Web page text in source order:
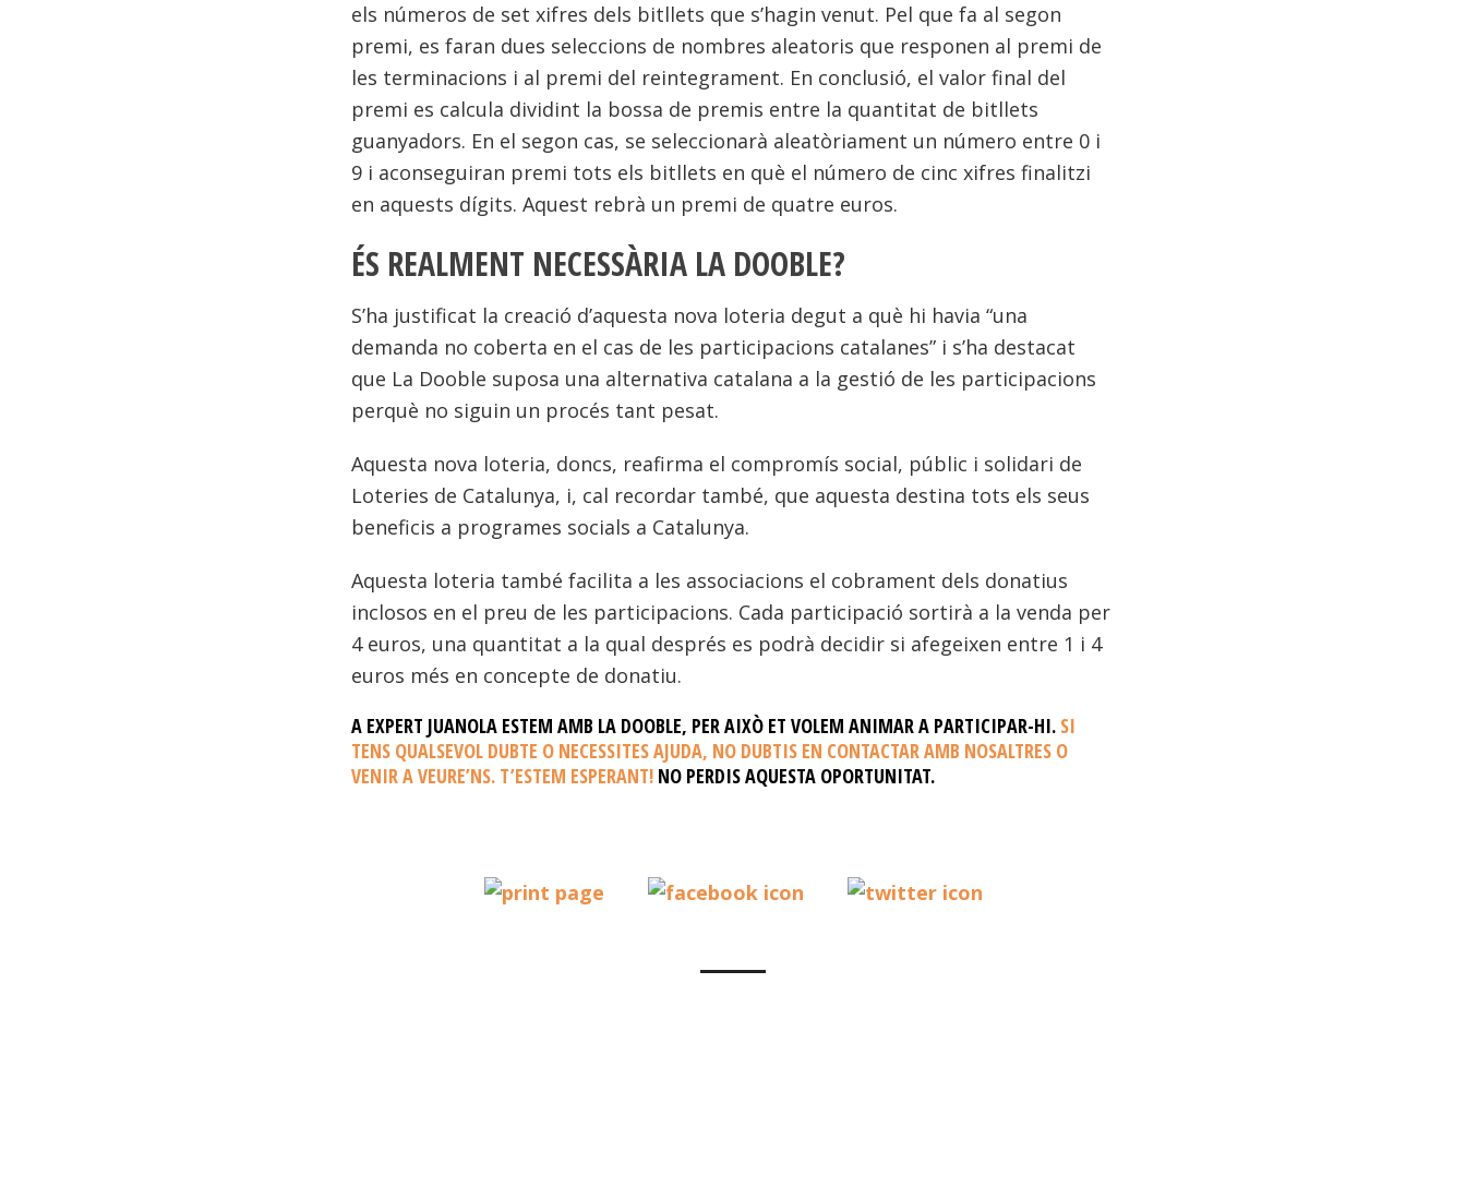
els números de set xifres dels bitllets que s’hagin venut. Pel que fa al segon
premi, es faran dues seleccions de nombres aleatoris que responen al premi de
les terminacions i al premi del reintegrament. En conclusió, el valor final del
premi es calcula dividint la bossa de premis entre la quantitat de bitllets
guanyadors. En el segon cas, se seleccionarà aleatòriament un número entre 0 i
9 i aconseguiran premi tots els bitllets en què el número de cinc xifres finalitzi
en aquests dígits. Aquest rebrà un premi de quatre euros.
ÉS REALMENT NECESSÀRIA LA DOOBLE?
S’ha justificat la creació d’aquesta nova loteria degut a què hi havia “una
demanda no coberta en el cas de les participacions catalanes” i s’ha destacat
que La Dooble suposa una alternativa catalana a la gestió de les participacions
perquè no siguin un procés tant pesat.
Aquesta nova loteria, doncs, reafirma el compromís social, públic i solidari de
Loteries de Catalunya, i, cal recordar també, que aquesta destina tots els seus
beneficis a programes socials a Catalunya.
Aquesta loteria també facilita a les associacions el cobrament dels donatius
inclosos en el preu de les participacions. Cada participació sortirà a la venda per
4 euros, una quantitat a la qual després es podrà decidir si afegeixen entre 1 i 4
euros més en concepte de donatiu.
A EXPERT JUANOLA ESTEM AMB LA DOOBLE, PER AIXÒ ET VOLEM ANIMAR A PARTICIPAR-HI. SI
TENS QUALSEVOL DUBTE O NECESSITES AJUDA, NO DUBTIS EN CONTACTAR AMB NOSALTRES O
VENIR A VEURE’NS. T’ESTEM ESPERANT! NO PERDIS AQUESTA OPORTUNITAT.